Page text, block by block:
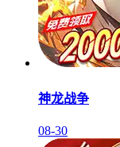
神龙战争
08-30